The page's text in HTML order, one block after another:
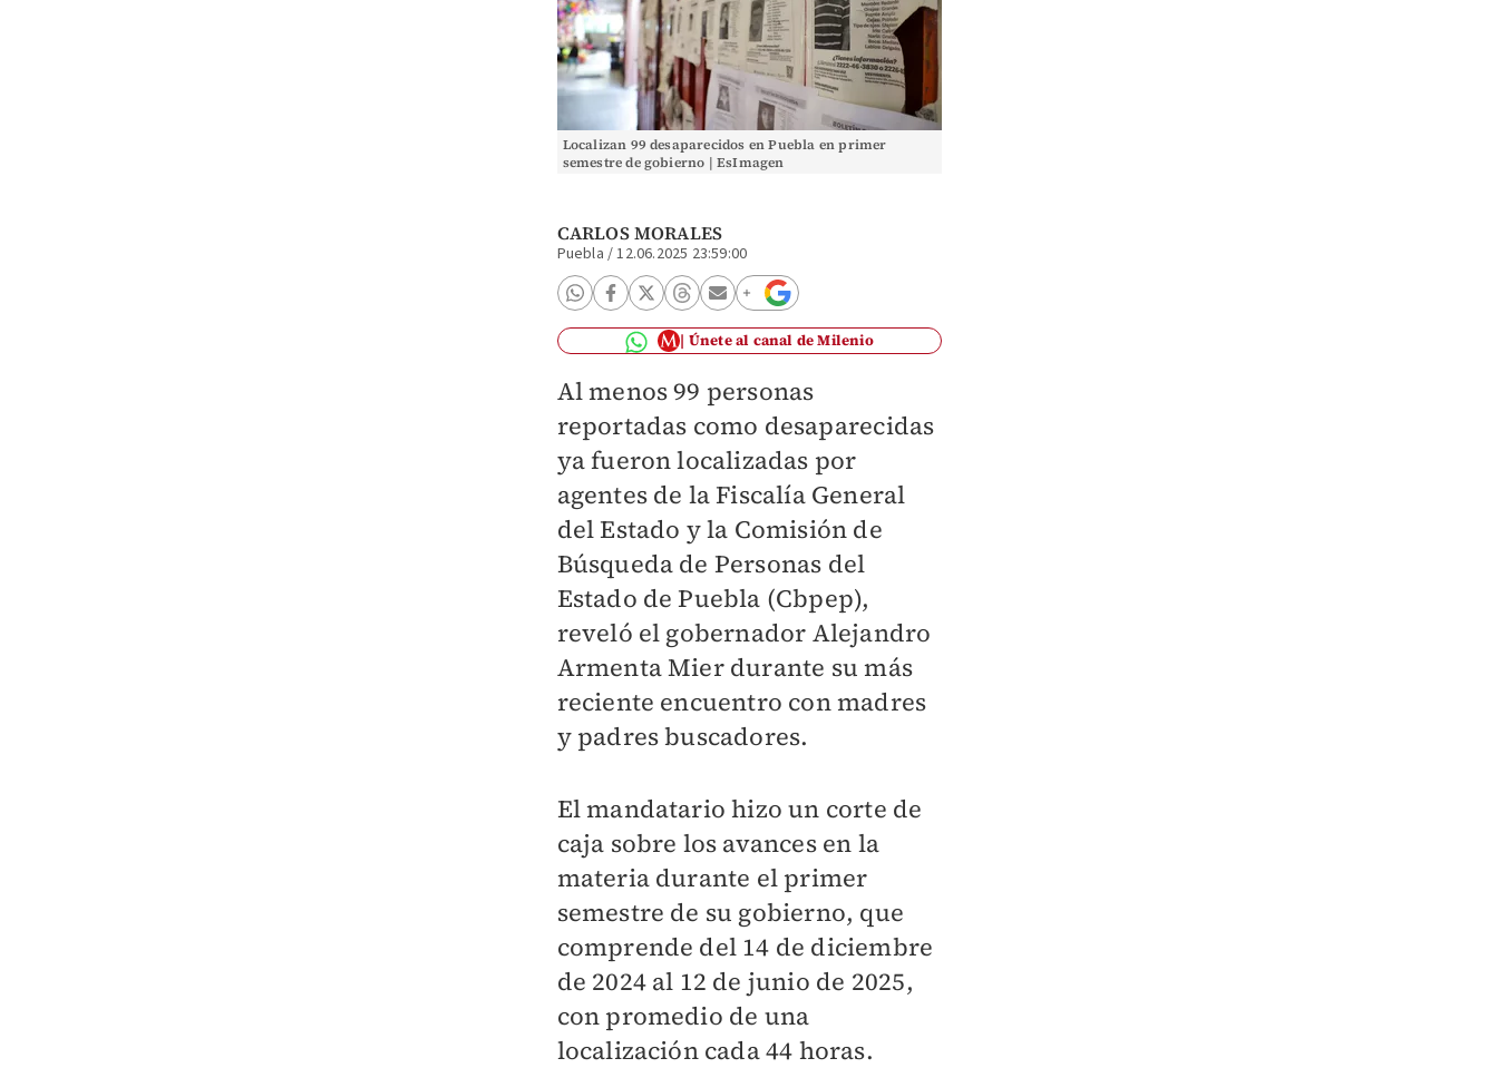
Localizan 99 desaparecidos en Puebla en primer
semestre de gobierno | EsImagen
CARLOS MORALES
Puebla /12.06.2025 23:59:00
Únete al canal de Milenio
Al menos 99 personas
reportadas como desaparecidas
ya fueron localizadas por
agentes de la Fiscalía General
del Estado y la Comisión de
Búsqueda de Personas del
Estado de Puebla (Cbpep),
reveló el gobernador Alejandro
Armenta Mier durante su más
reciente encuentro con madres
y padres buscadores.
El mandatario hizo un corte de
caja sobre los avances en la
materia durante el primer
semestre de su gobierno, que
comprende del 14 de diciembre
de 2024 al 12 de junio de 2025,
con promedio de una
localización cada 44 horas.